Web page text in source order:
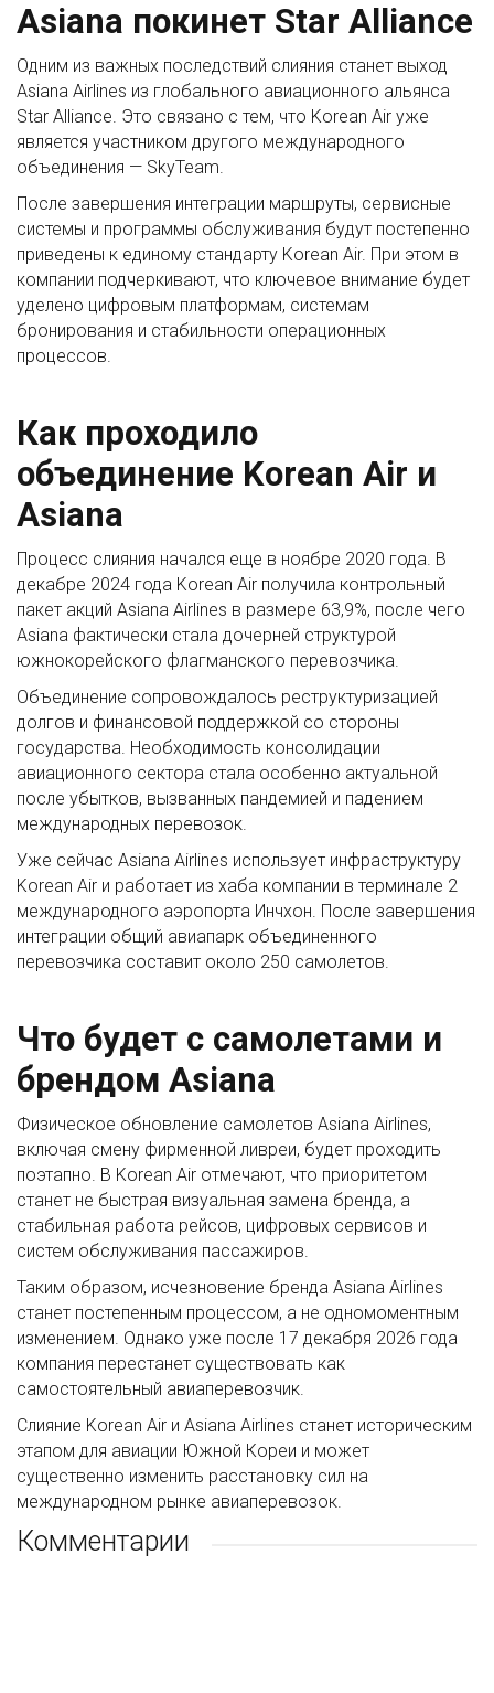
Asiana покинет Star Alliance
Одним из важных последствий слияния станет выход
Asiana Airlines из глобального авиационного альянса
Star Alliance. Это связано с тем, что Korean Air уже
является участником другого международного
объединения — SkyTeam.
После завершения интеграции маршруты, сервисные
системы и программы обслуживания будут постепенно
приведены к единому стандарту Korean Air. При этом в
компании подчеркивают, что ключевое внимание будет
уделено цифровым платформам, системам
бронирования и стабильности операционных
процессов.
Как проходило
объединение Korean Air и
Asiana
Процесс слияния начался еще в ноябре 2020 года. В
декабре 2024 года Korean Air получила контрольный
пакет акций Asiana Airlines в размере 63,9%, после чего
Asiana фактически стала дочерней структурой
южнокорейского флагманского перевозчика.
Объединение сопровождалось реструктуризацией
долгов и финансовой поддержкой со стороны
государства. Необходимость консолидации
авиационного сектора стала особенно актуальной
после убытков, вызванных пандемией и падением
международных перевозок.
Уже сейчас Asiana Airlines использует инфраструктуру
Korean Air и работает из хаба компании в терминале 2
международного аэропорта Инчхон. После завершения
интеграции общий авиапарк объединенного
перевозчика составит около 250 самолетов.
Что будет с самолетами и
брендом Asiana
Физическое обновление самолетов Asiana Airlines,
включая смену фирменной ливреи, будет проходить
поэтапно. В Korean Air отмечают, что приоритетом
станет не быстрая визуальная замена бренда, а
стабильная работа рейсов, цифровых сервисов и
систем обслуживания пассажиров.
Таким образом, исчезновение бренда Asiana Airlines
станет постепенным процессом, а не одномоментным
изменением. Однако уже после 17 декабря 2026 года
компания перестанет существовать как
самостоятельный авиаперевозчик.
Слияние Korean Air и Asiana Airlines станет историческим
этапом для авиации Южной Кореи и может
существенно изменить расстановку сил на
международном рынке авиаперевозок.
Комментарии